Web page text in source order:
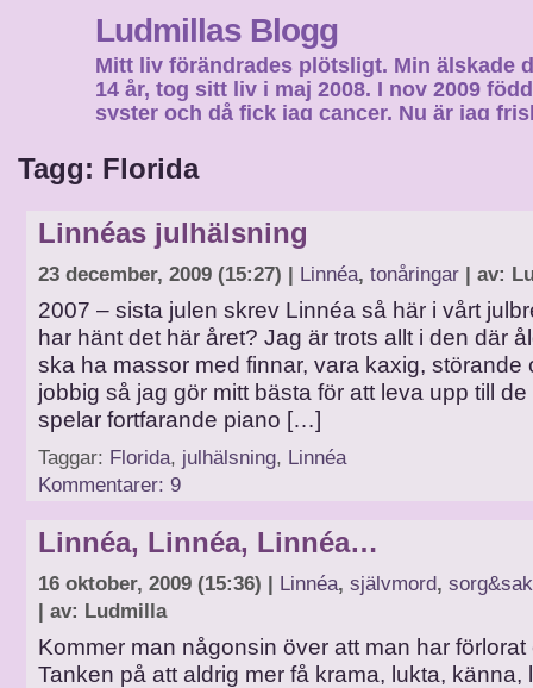
Ludmillas Blogg
Mitt liv förändrades plötsligt. Min älskade
14 år, tog sitt liv i maj 2008. I nov 2009
syster och då fick jag cancer. Nu är jag
Tagg: Florida
Linnéas julhälsning
23 december, 2009 (15:27) | Linnéa, tonåringar | av:
2007 – sista julen skrev Linnéa så här i vårt
har hänt det här året? Jag är trots allt i den där
ska ha massor med finnar, vara kaxig, störande
jobbig så jag gör mitt bästa för att leva upp till
spelar fortfarande piano […]
Taggar: Florida, julhälsning, Linnéa
Kommentarer: 9
Linnéa, Linnéa, Linnéa…
16 oktober, 2009 (15:36) | Linnéa, självmord,
| av: Ludmilla
Kommer man någonsin över att man har
Tanken på att aldrig mer få krama, lukta, känna,